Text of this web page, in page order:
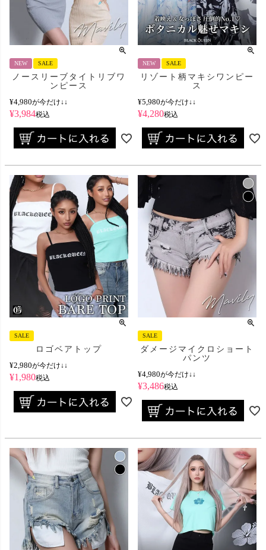
NEW SALE
ノースリーブタイトリブワ
ンピース
¥4,980が今だけ↓↓
¥3,984税込
NEW SALE
リゾート柄マキシワンピー
ス
¥5,980が今だけ↓↓
¥4,280税込
SALE
ロゴベアトップ
¥2,980が今だけ↓↓
¥1,980税込
SALE
ダメージマイクロショート
パンツ
¥4,980が今だけ↓↓
¥3,486税込